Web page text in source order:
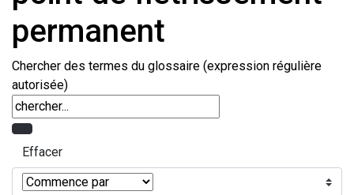
permanent
Chercher des termes du glossaire (expression régulière
autorisée)